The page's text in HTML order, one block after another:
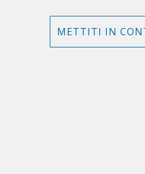
METTITI IN